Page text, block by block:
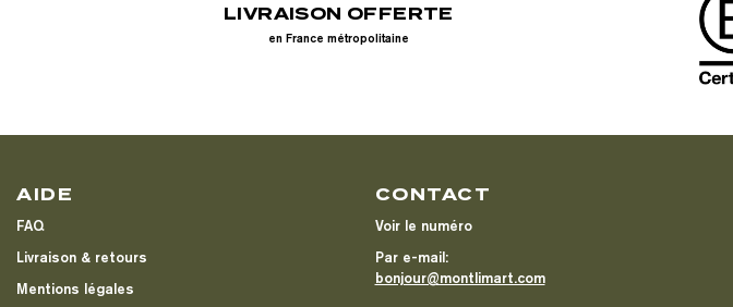
LIVRAISON OFFERTE
en France métropolitaine
AIDE
FAQ
Livraison & retours
Mentions légales
CONTACT
Voir le numéro
Par e-mail:
bonjour@montlimart.com